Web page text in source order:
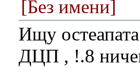
[Без имени]
Ищу
ДЦП , !.8